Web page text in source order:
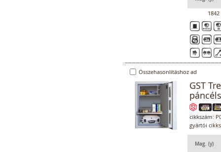
1842
Összehasonlításhoz ad
GST
cikkszám:
gyártói
Mag. (y)